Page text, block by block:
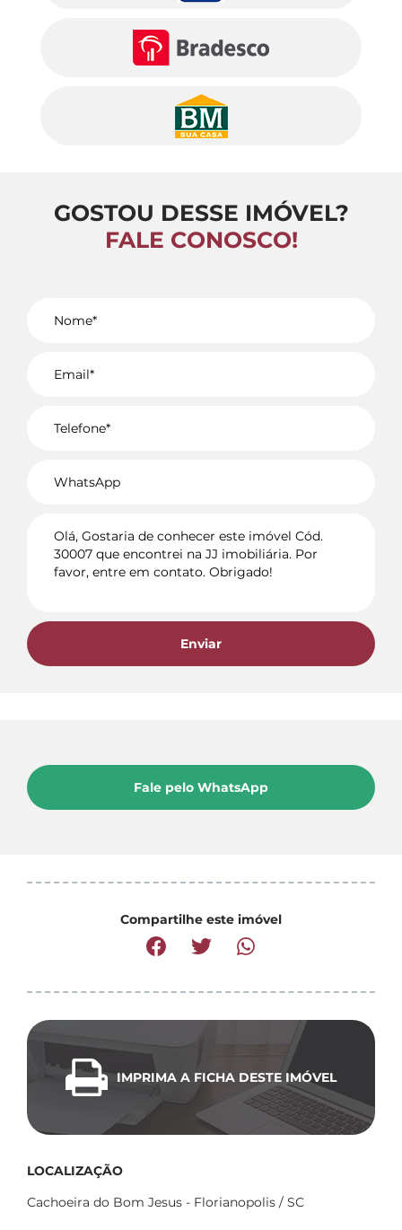
GOSTOU DESSE IMÓVEL?
FALE CONOSCO!
Enviar
Fale pelo WhatsApp
Compartilhe este imóvel
IMPRIMA A FICHA DESTE IMÓVEL
LOCALIZAÇÃO
Cachoeira do Bom Jesus - Florianopolis / SC